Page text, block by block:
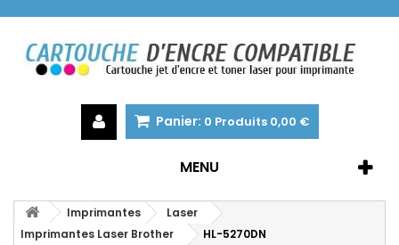
Panier: 0 Produits 0,00 €
MENU
Imprimantes
Laser
Imprimantes Laser Brother
HL-5270DN